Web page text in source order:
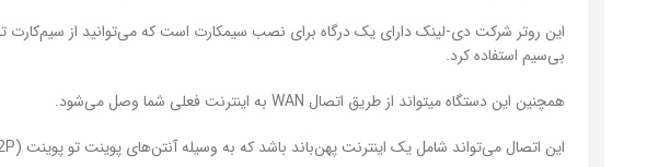
بی‌سیم استفاده کرد.
همچنین این دستگاه می‎تواند از طریق اتصال WAN به اینترنت فعلی شما وصل می‌شود.
این اتصال می‌تواند شامل یک اینترنت پهن‌باند باشد که به وسیله‌ آنتن‌های پوینت تو پوینت (P2P) وایرلس دریافت می‌کنید یا همان اتصال ADSL خانگی‌تان که مدت‌ها از آن استفاده کرده‌اید.